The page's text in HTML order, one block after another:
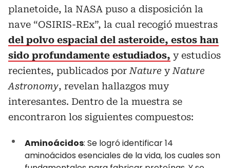
planetoide, la NASA puso a disposición la
nave “OSIRIS-REx”, la cual recogió muestras
del polvo espacial del asteroide, estos han
sido profundamente estudiados, y estudios
recientes, publicados por Nature y Nature
Astronomy, revelan hallazgos muy
interesantes. Dentro de la muestra se
encontraron los siguientes compuestos:
Aminoácidos: Se logró identificar 14
aminoácidos esenciales de la vida, los cuales son